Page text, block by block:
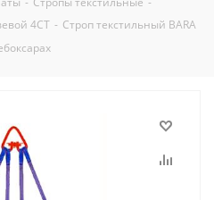
4СТ - Строп текстильный BARA